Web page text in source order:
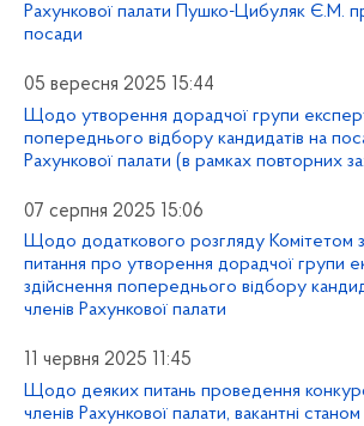
Рахункової палати Пушко-Цибуляк Є.М.
посади
05 вересня 2025 15:44
Щодо утворення дорадчої групи
попереднього відбору кандидатів на
Рахункової палати (в рамках повторних
07 серпня 2025 15:06
Щодо додаткового розгляду Комітетом
питання про утворення дорадчої групи
здійснення попереднього відбору
членів Рахункової палати
11 червня 2025 11:45
Щодо деяких питань проведення
членів Рахункової палати, вакантні